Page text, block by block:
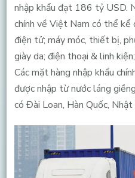
nhập khẩu đạt 186 tỷ USD.
chính về Việt Nam có thể kể
điện tử; máy móc, thiết bị,
giày da; điện thoại & linh
Các mặt hàng nhập khẩu
được nhập từ nước láng
có Đài Loan, Hàn Quốc,